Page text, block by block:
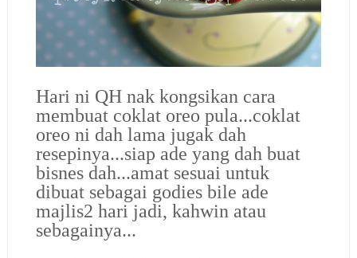
Hari ni QH nak kongsikan cara
membuat coklat oreo pula...coklat
oreo ni dah lama jugak dah
resepinya...siap ade yang dah buat
bisnes dah...amat sesuai untuk
dibuat sebagai godies bile ade
majlis2 hari jadi, kahwin atau
sebagainya...